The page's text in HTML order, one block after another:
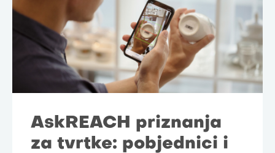
AskREACH priznanja
za tvrtke: pobjednici i